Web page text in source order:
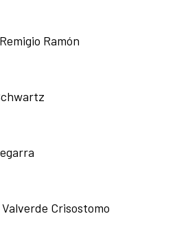
Ramón
Crisostomo